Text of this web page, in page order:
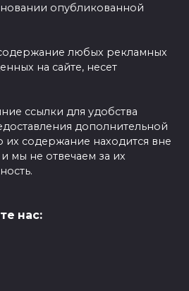
опубликованной
любых рекламных
на сайте, несет
ссылки для удобства
дополнительной
содержание находится вне
мы не отвечаем за их
нас: